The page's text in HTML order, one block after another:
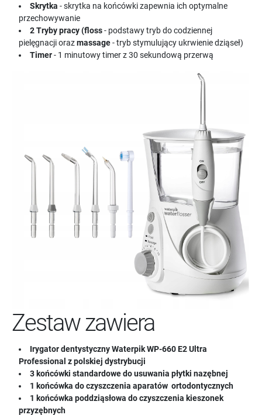
Skrytka- skrytka na końcówki zapewnia ich optymalne
przechowywanie
2 Tryby pracy (floss- podstawy tryb do codziennej
pielęgnacji orazmassage- tryb stymulujący ukrwienie dziąseł)
Timer- 1 minutowy timer z 30 sekundową przerwą
Zestaw zawiera
Irygator dentystyczny Waterpik WP-660 E2 Ultra
Professional z polskiej dystrybucji
3 końcówki standardowe do usuwania płytki nazębnej
1 końcówka do czyszczenia aparatów ortodontycznych
1 końcówka poddziąsłowa do czyszczenia kieszonek
przyzębnych